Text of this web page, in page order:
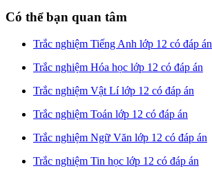
Có thể bạn quan tâm
Trắc nghiệm Tiếng Anh lớp 12 có đáp án
Trắc nghiệm Hóa học lớp 12 có đáp án
Trắc nghiệm Vật Lí lớp 12 có đáp án
Trắc nghiệm Toán lớp 12 có đáp án
Trắc nghiệm Ngữ Văn lớp 12 có đáp án
Trắc nghiệm Tin học lớp 12 có đáp án